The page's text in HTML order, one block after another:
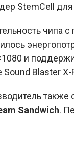
StemCell
и
Blaster
Sandwich.